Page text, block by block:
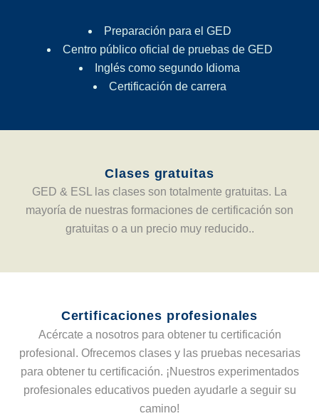
Preparación para el GED
Centro público oficial de pruebas de GED
Inglés como segundo Idioma
Certificación de carrera
Clases gratuitas
GED & ESL las clases son totalmente gratuitas. La
mayoría de nuestras formaciones de certificación son
gratuitas o a un precio muy reducido..
Certificaciones profesionales
Acércate a nosotros para obtener tu certificación
profesional. Ofrecemos clases y las pruebas necesarias
para obtener tu certificación. ¡Nuestros experimentados
profesionales educativos pueden ayudarle a seguir su
camino!